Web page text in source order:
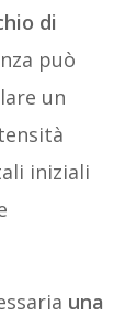
di
può
un
iniziali
una